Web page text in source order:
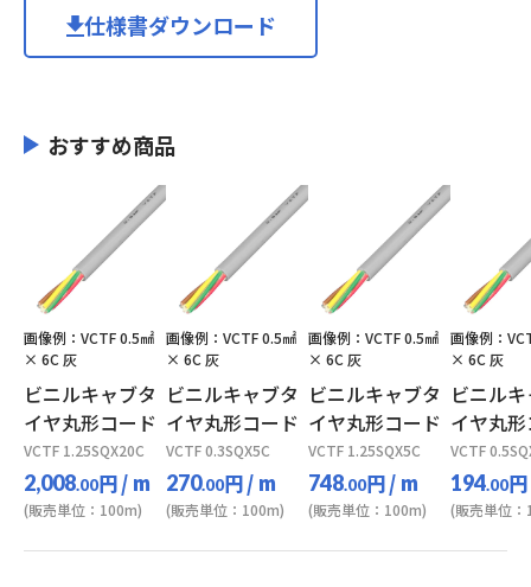
仕様書ダウンロード
おすすめ商品
画像例：VCTF 0.5㎟
× 6C 灰
ビニルキャブタ
イヤ丸形コード
VCTF 1.25SQX20C
2,008.00円/ m
(販売単位：100m)
画像例：VCTF 0.5㎟
× 6C 灰
ビニルキャブタ
イヤ丸形コード
VCTF 0.3SQX5C
270.00円/ m
(販売単位：100m)
画像例：VCTF 0.5㎟
× 6C 灰
ビニルキャブタ
イヤ丸形コード
VCTF 1.25SQX5C
748.00円/ m
(販売単位：100m)
画像例：
× 6C 灰
ビニル
イヤ丸
VCTF
194.00円
(販売単位